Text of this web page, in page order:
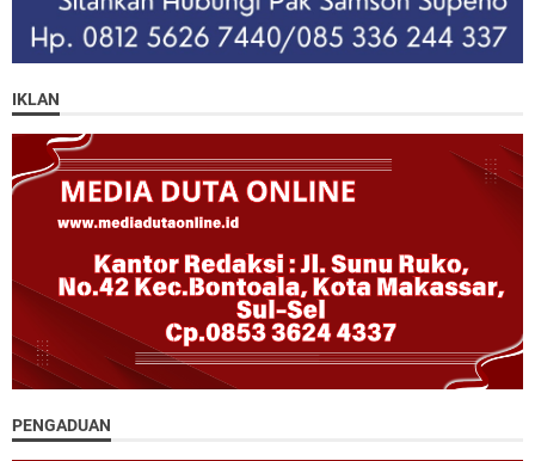
IKLAN
PENGADUAN